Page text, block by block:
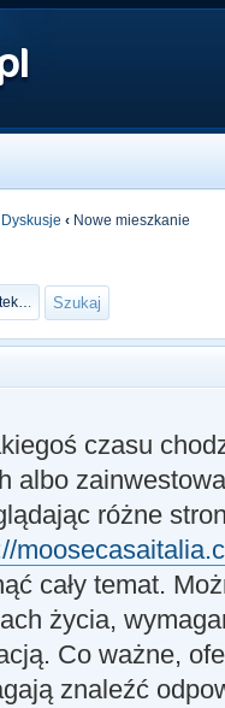
Dyskusje ‹ Nowe mieszkanie
czasu
albo
różne
cały temat.
życia,
Co ważne,
znaleźć